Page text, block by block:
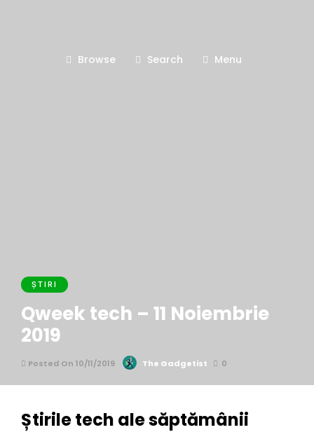
Browse Search Menu
ȘTIRI
Qweek tech – 11 Noiembrie
2019
Posted On 10/11/2019 The Gadgetist 0
Știriletech alesăptămânii